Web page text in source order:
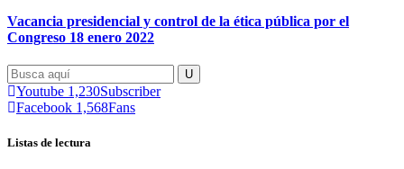
Vacancia presidencial y control de la ética pública por el
Congreso 18 enero 2022
Youtube 1,230Subscriber
Facebook 1,568Fans
Listas de lectura